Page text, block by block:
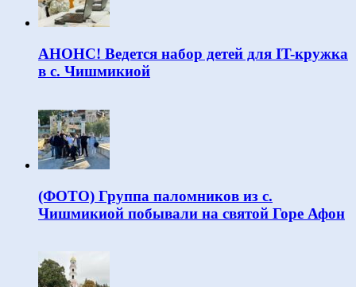
АНОНС! Ведется набор детей для IT-кружка
в с. Чишмикиой
(ФОТО) Группа паломников из с.
Чишмикиой побывали на святой Горе Афон